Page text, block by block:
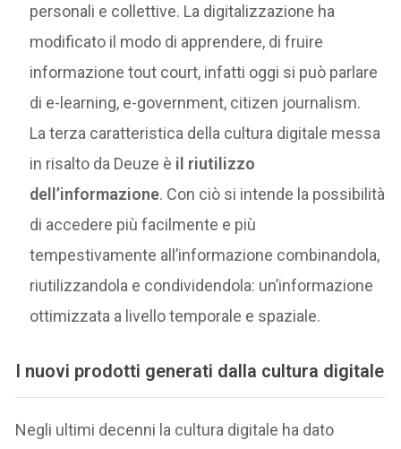
personali e collettive. La digitalizzazione ha
modificato il modo di apprendere, di fruire
informazione tout court, infatti oggi si può parlare
di e-learning, e-government, citizen journalism.
La terza caratteristica della cultura digitale messa
in risalto da Deuze è il riutilizzo
dell’informazione. Con ciò si intende la possibilità
di accedere più facilmente e più
tempestivamente all’informazione combinandola,
riutilizzandola e condividendola: un’informazione
ottimizzata a livello temporale e spaziale.
I nuovi prodotti generati dalla cultura digitale
Negli ultimi decenni la cultura digitale ha dato